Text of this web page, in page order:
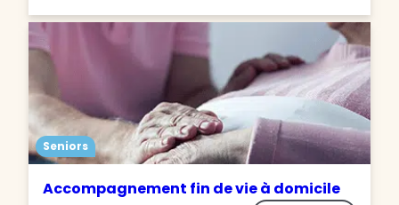
Seniors
Accompagnement fin de vie à domicile